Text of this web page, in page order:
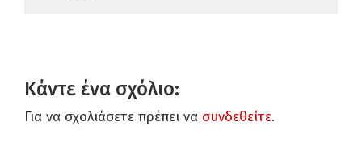
Κάντε ένα σχόλιο:
Για να σχολιάσετε πρέπει να συνδεθείτε.